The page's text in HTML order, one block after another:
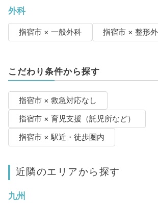
外科
指宿市 × 一般外科 指宿市 × 整形
こだわり条件から探す
指宿市 × 救急対応なし
指宿市 × 育児支援（託児所など）
指宿市 × 駅近・徒歩圏内
近隣のエリアから探す
九州